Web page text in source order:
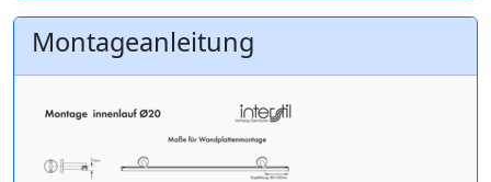
Montageanleitung